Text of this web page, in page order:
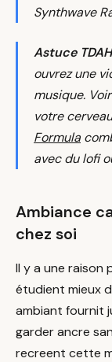
Synthwave
Astuce
ouvrez une
musique.
votre
Formula
avec du lofi
Ambiance
chez soi
Il y a une raison
étudient mieux
ambiant fournit
garder ancre
recreent cette